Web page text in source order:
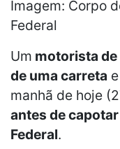
Imagem: Corpo
Federal
Um motorista
de uma carreta e
manhã de hoje
antes de capotar
Federal.